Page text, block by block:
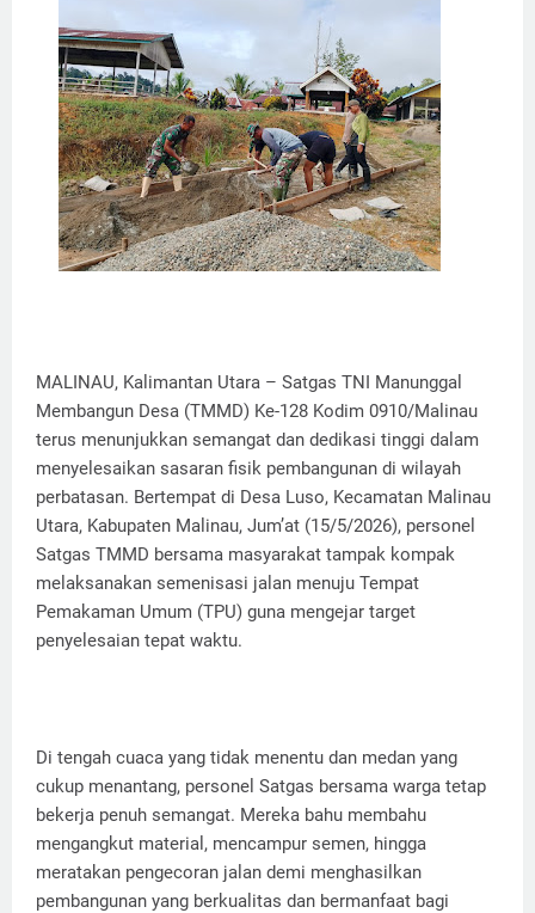
MALINAU, Kalimantan Utara – Satgas TNI Manunggal
Membangun Desa (TMMD) Ke-128 Kodim 0910/Malinau
terus menunjukkan semangat dan dedikasi tinggi dalam
menyelesaikan sasaran fisik pembangunan di wilayah
perbatasan. Bertempat di Desa Luso, Kecamatan Malinau
Utara, Kabupaten Malinau, Jum’at (15/5/2026), personel
Satgas TMMD bersama masyarakat tampak kompak
melaksanakan semenisasi jalan menuju Tempat
Pemakaman Umum (TPU) guna mengejar target
penyelesaian tepat waktu.
Di tengah cuaca yang tidak menentu dan medan yang
cukup menantang, personel Satgas bersama warga tetap
bekerja penuh semangat. Mereka bahu membahu
mengangkut material, mencampur semen, hingga
meratakan pengecoran jalan demi menghasilkan
pembangunan yang berkualitas dan bermanfaat bagi